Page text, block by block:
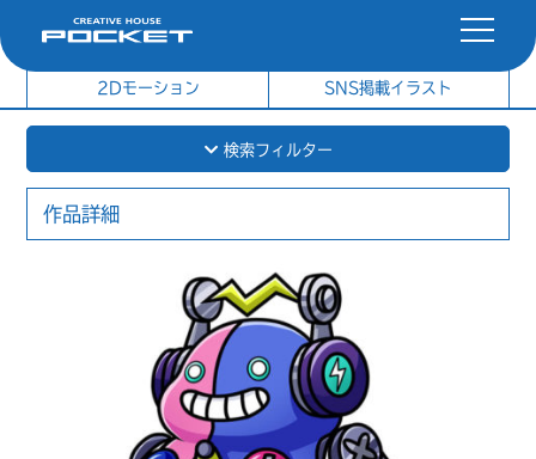
社内制作イラスト
2Dモーション SNS掲載イラスト
検索フィルター
作品詳細